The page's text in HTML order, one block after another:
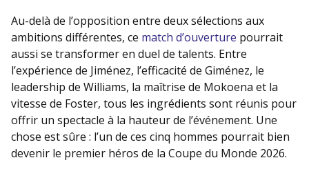
Au-delà de l’opposition entre deux sélections aux
ambitions différentes, ce match d’ouverture pourrait
aussi se transformer en duel de talents. Entre
l’expérience de Jiménez, l’efficacité de Giménez, le
leadership de Williams, la maîtrise de Mokoena et la
vitesse de Foster, tous les ingrédients sont réunis pour
offrir un spectacle à la hauteur de l’événement. Une
chose est sûre : l’un de ces cinq hommes pourrait bien
devenir le premier héros de la Coupe du Monde 2026.